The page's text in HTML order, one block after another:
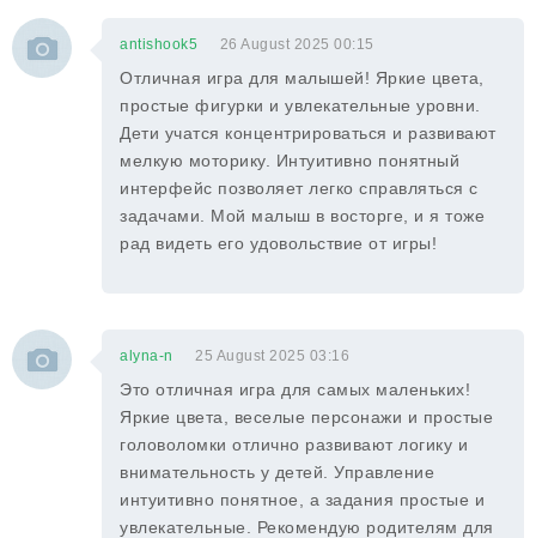
antishook5 26 August 2025 00:15
Отличная игра для малышей! Яркие цвета,
простые фигурки и увлекательные уровни.
Дети учатся концентрироваться и развивают
мелкую моторику. Интуитивно понятный
интерфейс позволяет легко справляться с
задачами. Мой малыш в восторге, и я тоже
рад видеть его удовольствие от игры!
alyna-n 25 August 2025 03:16
Это отличная игра для самых маленьких!
Яркие цвета, веселые персонажи и простые
головоломки отлично развивают логику и
внимательность у детей. Управление
интуитивно понятное, а задания простые и
увлекательные. Рекомендую родителям для